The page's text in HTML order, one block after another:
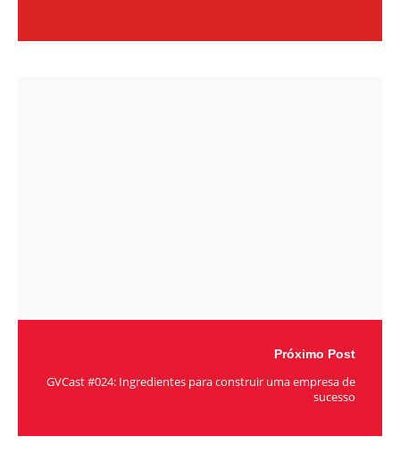
Próximo Post
GVCast #024: Ingredientes para construir uma empresa de
sucesso